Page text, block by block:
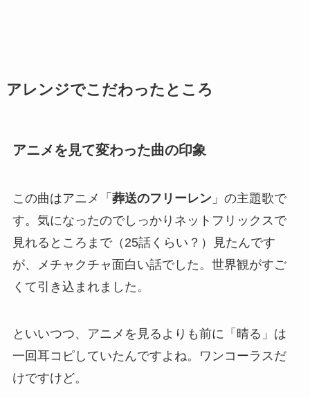
アレンジでこだわったところ
アニメを見て変わった曲の印象
この曲はアニメ「 葬送のフリーレン」の主題歌で
す。気になったのでしっかりネットフリックスで
見れるところまで（25話くらい？）見たんです
が、メチャクチャ面白い話でした。世界観がすご
くて引き込まれました。
といいつつ、アニメを見るよりも前に「晴る」は
一回耳コピしていたんですよね。ワンコーラスだ
けですけど。